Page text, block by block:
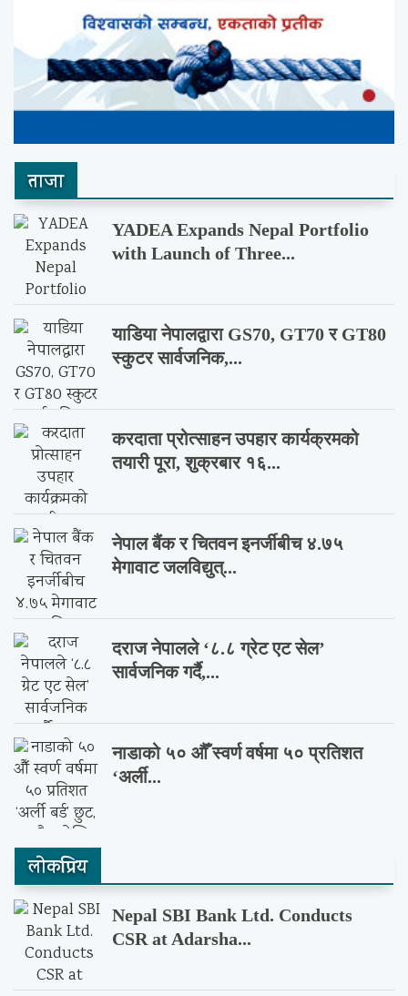
ताजा
YADEA Expands Nepal Portfolio
with Launch of Three...
याडिया नेपालद्वारा GS70, GT70 र GT80
स्कुटर सार्वजनिक,...
करदाता प्रोत्साहन उपहार कार्यक्रमको
तयारी पूरा, शुक्रबार १६...
नेपाल बैंक र चितवन इनर्जीबीच ४.७५
मेगावाट जलविद्युत्...
दराज नेपालले ‘८.८ ग्रेट एट सेल’
सार्वजनिक गर्दै,...
नाडाको ५० औँ स्वर्ण वर्षमा ५० प्रतिशत
‘अर्ली...
लाेकप्रिय
Nepal SBI Bank Ltd. Conducts
CSR at Adarsha...